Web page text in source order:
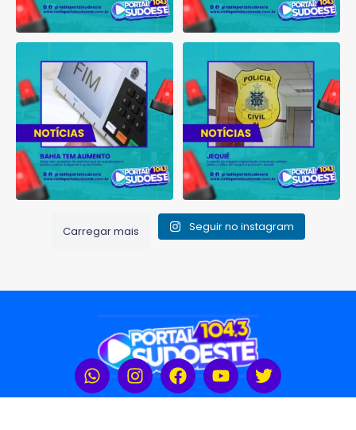
que se autodeclaram...
1
organização criminosa
voltada...
1 0
Carregar mais Seguir no instagram